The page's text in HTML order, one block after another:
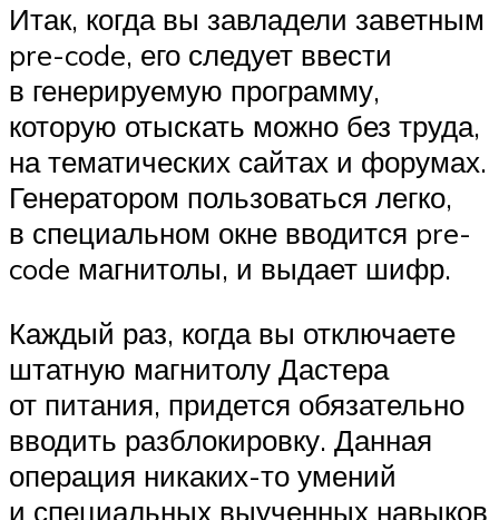
Итак, когда вы завладели заветным
pre-code, его следует ввести
в генерируемую программу,
которую отыскать можно без труда,
на тематических сайтах и форумах.
Генератором пользоваться легко,
в специальном окне вводится pre-
code магнитолы, и выдает шифр.
Каждый раз, когда вы отключаете
штатную магнитолу Дастера
от питания, придется обязательно
вводить разблокировку. Данная
операция никаких-то умений
и специальных выученных навыков